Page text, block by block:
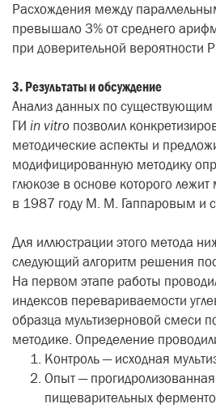
Расхождения между
превышало 3% от среднего
при доверительной вероятности
3. Результаты и обсуждение
Анализ данных по
ГИ in vitro позволил
методические аспекты и
модифицированную методику
глюкозе в основе которого
в 1987 году М. М. Гаппаровым и
Для иллюстрации этого метода
следующий алгоритм решения
На первом этапе работы
индексов перевариваемости
образца мультизерновой смеси
методике. Определение
Контроль — исходная
Опыт —
пищеварительных